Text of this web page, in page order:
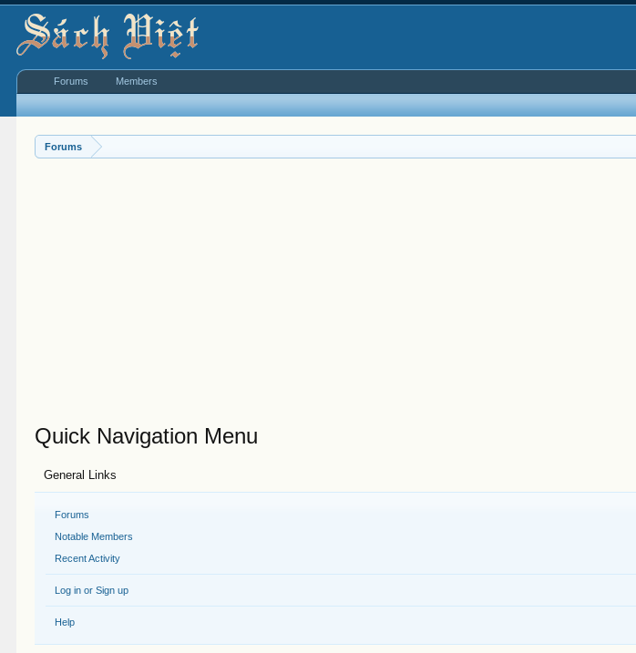
Forums
Quick Navigation Menu
General Links
Forums
Notable Members
Recent Activity
Log in or Sign up
Help
Forums Members